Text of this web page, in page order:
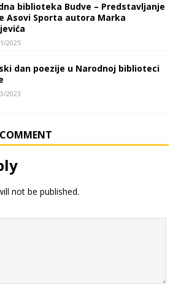
biblioteka Budve – Predstavljanje
Asovi Sporta autora Marka
2025
dan poezije u Narodnoj biblioteci
2023
not be published.